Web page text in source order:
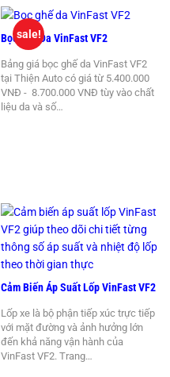
Bọc Ghế Da VinFast VF2
Bảng giá bọc ghế da VinFast VF2
tại Thiện Auto có giá từ 5.400.000
VNĐ - 8.700.000 VNĐ tùy vào chất
liệu da và số…
sale!
Cảm Biến Áp Suất Lốp VinFast VF2
Lốp xe là bộ phận tiếp xúc trực tiếp
với mặt đường và ảnh hưởng lớn
đến khả năng vận hành của
VinFast VF2. Trang…